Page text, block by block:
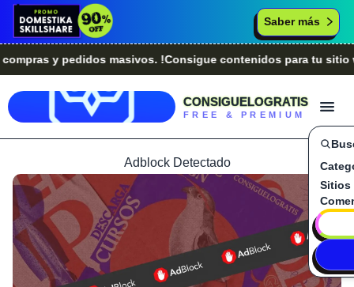
Saber más
y pedidos masivos. !Consigue contenidos para tu sitio
CONSIGUELOGRATIS
FREE & PREMIUM
Sitios
Adblock Detectado